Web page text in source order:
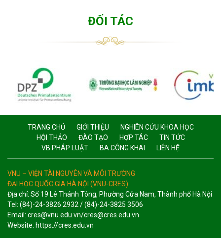
ĐỐI TÁC
TRANG CHỦ GIỚI THIỆU
NGHIÊN CỨU KHOA HỌC
HỘI THẢO
ĐÀO TẠO HỢP TÁC
TIN TỨC
VB PHÁP LUẬT
BA CÔNG KHAI LIÊN HỆ
VNU – VIỆN TÀI NGUYÊN VÀ MÔI TRƯỜNG
ĐẠI HỌC QUỐC GIA HÀ NỘI (VNU-CRES)
Địa chỉ: Số 19 Lê Thánh Tông, Phường Cửa Nam, Thành phố Hà Nội
Tel: (84)-24-3826 2932 / (84)-24-3825 3506
Email: cres@vnu.edu.vn/cres@cres.edu.vn
Website: https://cres.edu.vn